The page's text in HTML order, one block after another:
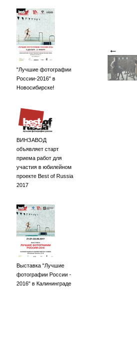
"Лучшие фотографии
России-2016" в
Новосибирске!
ВИНЗАВОД
объявляет старт
приема работ для
участия в юбилейном
проекте Best of Russia
2017
Выставка "Лучшие
фотографии России -
2016" в Калининграде
←